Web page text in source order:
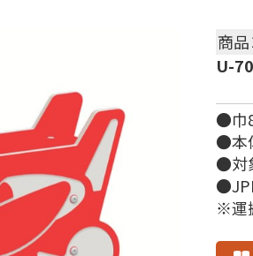
商
U-
●巾
●本
●対
※運